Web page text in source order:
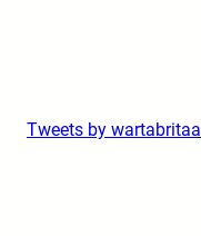
Tweets by wartabritaa